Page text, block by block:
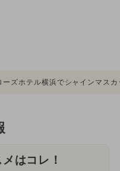
ーズホテル横浜でシャインマス
はコレ！